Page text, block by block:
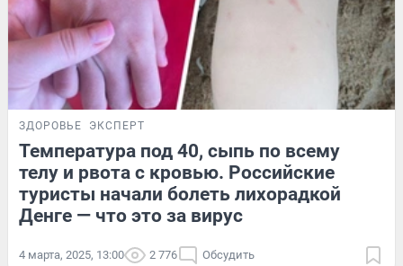
ЗДОРОВЬЕ ЭКСПЕРТ
Температура под 40, сыпь по всему
телу и рвота с кровью. Российские
туристы начали болеть лихорадкой
Денге — что это за вирус
4 марта, 2025, 13:00 2 776 Обсудить